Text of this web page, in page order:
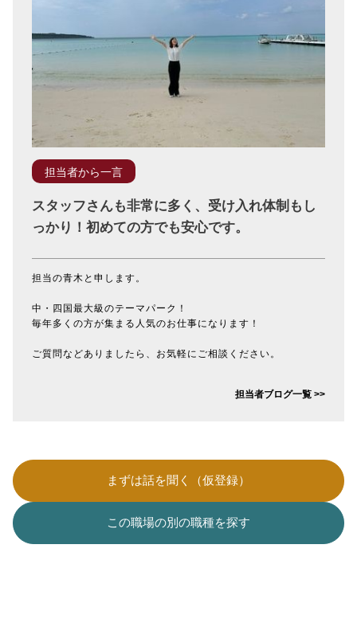
担当者から一言
スタッフさんも非常に多く、受け入れ体制もし
っかり！初めての方でも安心です。
担当の青木と申します。
中・四国最大級のテーマパーク！
毎年多くの方が集まる人気のお仕事になります！
ご質問などありましたら、お気軽にご相談ください。
担当者ブログ一覧 >>
まずは話を聞く（仮登録）
この職場の別の職種を探す